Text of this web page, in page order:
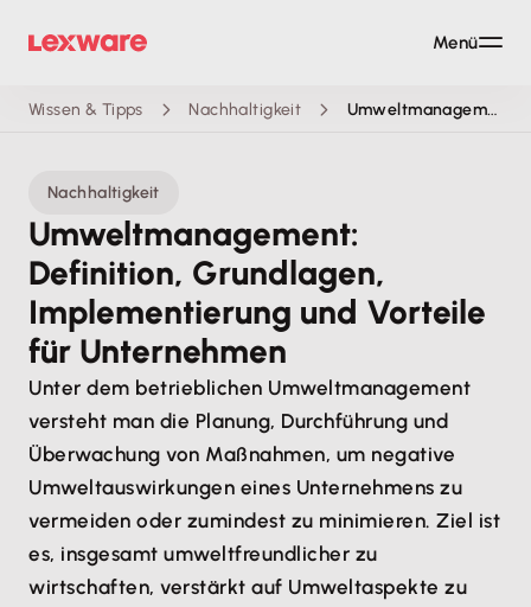
Wissen & Tipps Nachhaltigkeit Umweltmanagement
Nachhaltigkeit
Umweltmanagement:
Definition, Grundlagen,
Implementierung und Vorteile
für Unternehmen
Unter dem betrieblichen Umweltmanagement
versteht man die Planung, Durchführung und
Überwachung von Maßnahmen, um negative
Umweltauswirkungen eines Unternehmens zu
vermeiden oder zumindest zu minimieren. Ziel ist
es, insgesamt umweltfreundlicher zu
wirtschaften, verstärkt auf Umweltaspekte zu
Menü